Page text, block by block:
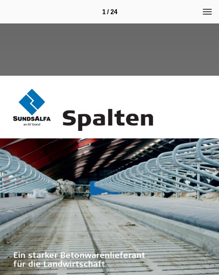
1 / 24